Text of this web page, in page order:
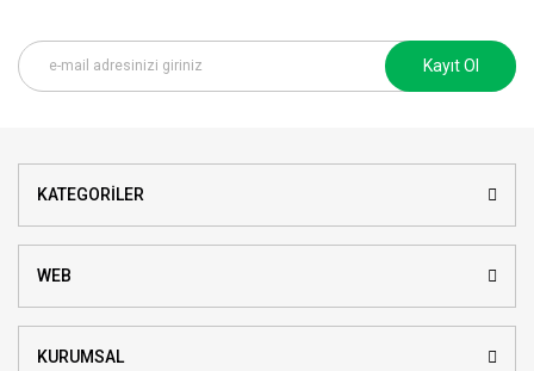
Kayıt Ol
KATEGORİLER
WEB
KURUMSAL